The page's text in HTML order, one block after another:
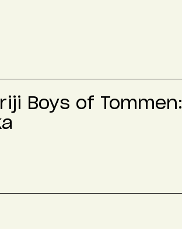
Boys of